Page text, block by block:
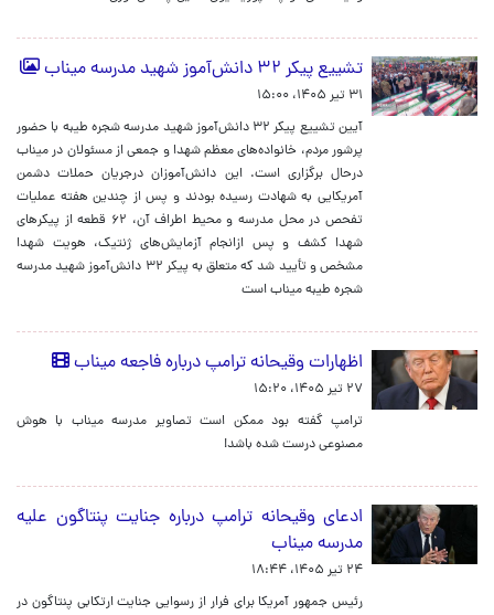
تشییع پیکر ۳۲ دانش‌آموز شهید مدرسه میناب
۳۱ تیر ۱۴۰۵، ۱۵:۰۰
آیین تشییع پیکر ۳۲ دانش‌آموز شهید مدرسه شجره طیبه با حضور
پرشور مردم، خانواده‌های معظم شهدا و جمعی از مسئولان در میناب
درحال برگزاری است. این دانش‌آموزان درجریان حملات دشمن
آمریکایی به شهادت رسیده بودند و پس از چندین هفته عملیات
تفحص در محل مدرسه و محیط اطراف آن، ۶۲ قطعه از پیکرهای
شهدا کشف و پس ازانجام آزمایش‌های ژنتیک، هویت شهدا
مشخص و تأیید شد که متعلق به پیکر ۳۲ دانش‌آموز شهید مدرسه
شجره طیبه میناب است
اظهارات وقیحانه ترامپ درباره فاجعه میناب
۲۷ تیر ۱۴۰۵، ۱۵:۲۰
ترامپ گفته بود ممکن است تصاویر مدرسه میناب با هوش
مصنوعی درست شده باشد!
ادعای وقیحانه ترامپ درباره جنایت پنتاگون علیه
مدرسه میناب
۲۴ تیر ۱۴۰۵، ۱۸:۴۴
رئیس جمهور آمریکا برای فرار از رسوایی جنایت ارتکابی پنتاگون در